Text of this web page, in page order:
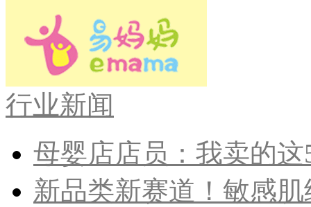
行业新闻
母婴店店员：我卖的
新品类新赛道！敏感